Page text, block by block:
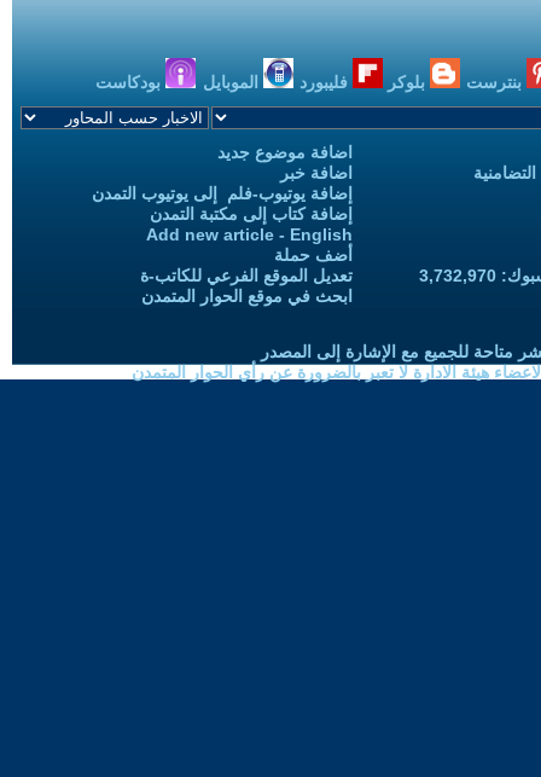
بنترست بلوكر فليبورد الموبايل بودكاست
اضافة موضوع جديد
اضافة خبر
إضافة يوتيوب-فلم إلى يوتيوب التمدن
إضافة كتاب إلى مكتبة التمدن
Add new article - English
أضف حملة
تعديل الموقع الفرعي للكاتب-ة
ابحث في موقع الحوار المتمدن
متاحة للجميع مع الإشارة إلى المصدر
هيئة الادارة لا تعبر بالضرورة عن رأي الحوار المتمدن